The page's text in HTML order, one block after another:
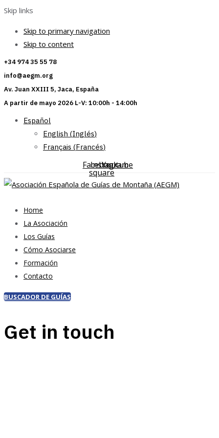
Skip links
Skip to primary navigation
Skip to content
+34 974 35 55 78
info@aegm.org
Av. Juan XXIII 5, Jaca, España
A partir de mayo 2026 L-V: 10:00h - 14:00h
Español
English (Inglés)
Français (Francés)
Facebook-
square
Instagram
Youtube
Home
La Asociación
Los Guías
Cómo Asociarse
Formación
Contacto
BUSCADOR DE GUÍAS
Get in touch